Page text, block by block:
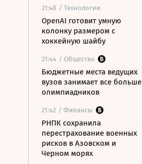
21:48 / Технологии
OpenAI готовит умную
колонку размером с
хоккейную шайбу
21:44 / Общество
Бюджетные места ведущих
вузов занимает все больше
олимпиадников
21:42 / Финансы
РНПК сохранила
перестрахование военных
рисков в Азовском и
Черном морях